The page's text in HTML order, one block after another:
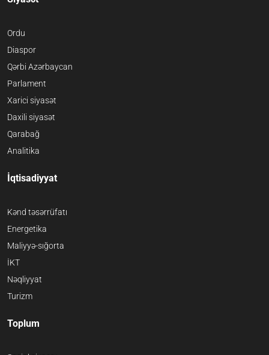
Ordu
Diaspor
Qərbi Azərbaycan
Parlament
Xarici siyasət
Daxili siyasət
Qarabağ
Analitika
İqtisadiyyat
Kənd təsərrüfatı
Energetika
Maliyyə-sığorta
İKT
Nəqliyyat
Turizm
Toplum